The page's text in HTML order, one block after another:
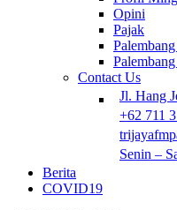
Opini
Pajak
Contact Us
Jl. Hang
+62 711
Senin –
Berita
COVID19